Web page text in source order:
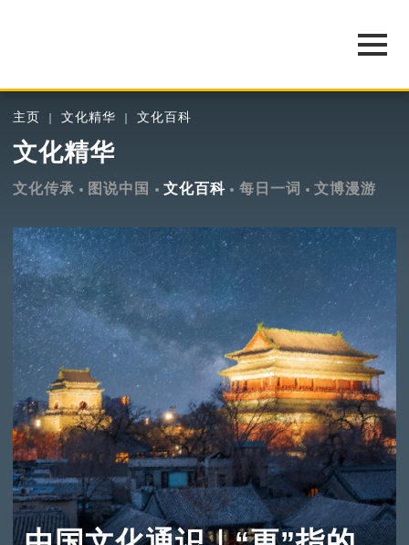
主页 文化精华 文化百科
文化精华
文化传承 图说中国 文化百科 每日一词 文博漫游